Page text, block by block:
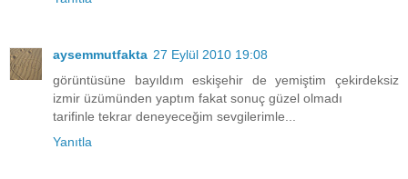
aysemmutfakta 27 Eylül 2010 19:08
görüntüsüne bayıldım eskişehir de yemiştim çekirdeksiz
izmir üzümünden yaptım fakat sonuç güzel olmadı
tarifinle tekrar deneyeceğim sevgilerimle...
Yanıtla